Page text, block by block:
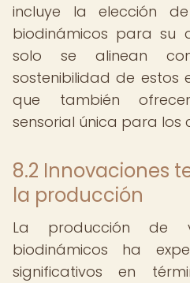
incluye la elección
biodinámicos para su
solo se alinean
sostenibilidad de estos
que también
sensorial única para los
8.2 Innovaciones
la producción
La producción de
biodinámicos ha
significativos en